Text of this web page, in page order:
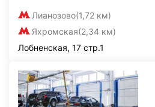
Лианозово(1,72 км)
Яхромская(2,34 км)
Лобненская, 17 стр.1